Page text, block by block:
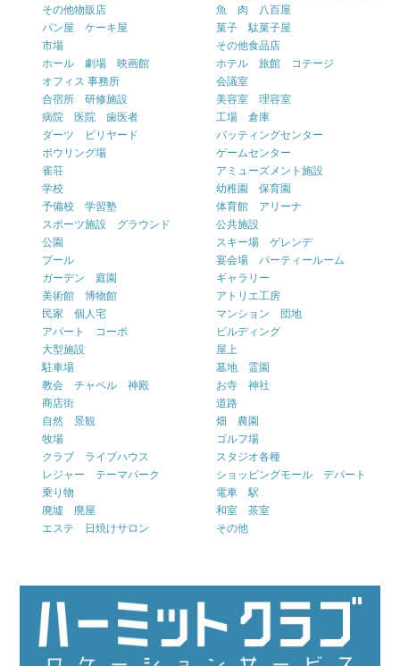
その他物販店
魚 肉 八百屋
パン屋 ケーキ屋
菓子 駄菓子屋
市場
その他食品店
ホール 劇場 映画館
ホテル 旅館 コテージ
オフィス 事務所
会議室
合宿所 研修施設
美容室 理容室
病院 医院 歯医者
工場 倉庫
ダーツ ビリヤード
バッティングセンター
ボウリング場
ゲームセンター
雀荘
アミューズメント施設
学校
幼稚園 保育園
予備校 学習塾
体育館 アリーナ
スポーツ施設 グラウンド
公共施設
公園
スキー場 ゲレンデ
プール
宴会場 パーティールーム
ガーデン 庭園
ギャラリー
美術館 博物館
アトリエ工房
民家 個人宅
マンション 団地
アパート コーポ
ビルディング
大型施設
屋上
駐車場
墓地 霊園
教会 チャペル 神殿
お寺 神社
商店街
道路
自然 景観
畑 農園
牧場
ゴルフ場
クラブ ライブハウス
スタジオ各種
レジャー テーマパーク
ショッピングモール デパート
乗り物
電車 駅
廃墟 廃屋
和室 茶室
エステ 日焼けサロン
その他